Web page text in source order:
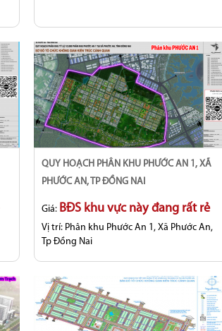
QUY HOẠCH PHÂN KHU PHƯỚC AN 1, XÃ
PHƯỚC AN, TP ĐỒNG NAI
Giá: BĐS khu vực này đang rất rẻ
Vị trí: Phân khu Phước An 1, Xã Phước An,
Tp Đồng Nai